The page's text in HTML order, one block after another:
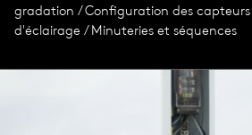
gradation / Configuration des
d'éclairage / Minuteries et séquences